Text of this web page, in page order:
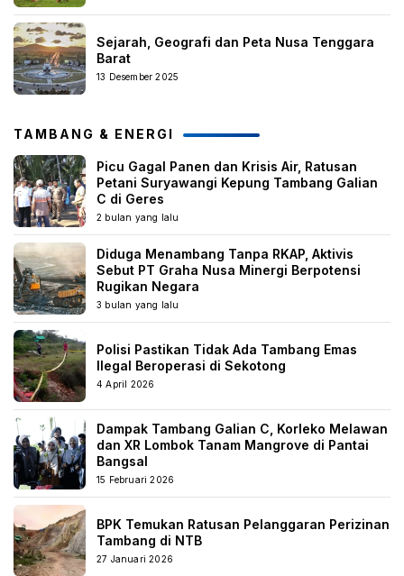
Sejarah, Geografi dan Peta Nusa Tenggara
Barat
13 Desember 2025
TAMBANG & ENERGI
Picu Gagal Panen dan Krisis Air, Ratusan
Petani Suryawangi Kepung Tambang Galian
C di Geres
2 bulan yang lalu
Diduga Menambang Tanpa RKAP, Aktivis
Sebut PT Graha Nusa Minergi Berpotensi
Rugikan Negara
3 bulan yang lalu
Polisi Pastikan Tidak Ada Tambang Emas
Ilegal Beroperasi di Sekotong
4 April 2026
Dampak Tambang Galian C, Korleko Melawan
dan XR Lombok Tanam Mangrove di Pantai
Bangsal
15 Februari 2026
BPK Temukan Ratusan Pelanggaran Perizinan
Tambang di NTB
27 Januari 2026